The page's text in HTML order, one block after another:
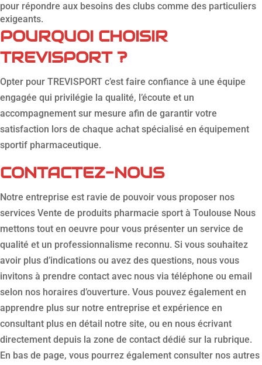
pour répondre aux besoins des clubs comme des particuliers
exigeants.
POURQUOI CHOISIR
TREVISPORT ?
Opter pour TREVISPORT c’est faire confiance à une équipe
engagée qui privilégie la qualité, l’écoute et un
accompagnement sur mesure afin de garantir votre
satisfaction lors de chaque achat spécialisé en équipement
sportif pharmaceutique.
CONTACTEZ-NOUS
Notre entreprise est ravie de pouvoir vous proposer nos
services Vente de produits pharmacie sport à Toulouse Nous
mettons tout en oeuvre pour vous présenter un service de
qualité et un professionnalisme reconnu. Si vous souhaitez
avoir plus d’indications ou avez des questions, nous vous
invitons à prendre contact avec nous via téléphone ou email
selon nos horaires d’ouverture. Vous pouvez également en
apprendre plus sur notre entreprise et expérience en
consultant plus en détail notre site, ou en nous écrivant
directement depuis la zone de contact dédié sur la rubrique.
En bas de page, vous pourrez également consulter nos autres